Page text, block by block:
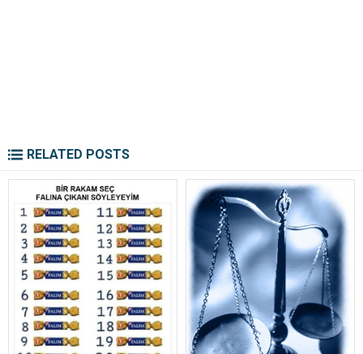
RELATED POSTS